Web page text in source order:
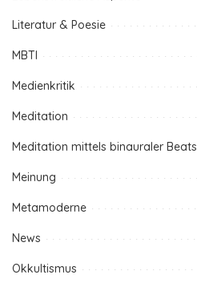
Literatur & Poesie
MBTI
Medienkritik
Meditation
Meditation mittels binauraler Beats
Meinung
Metamoderne
News
Okkultismus